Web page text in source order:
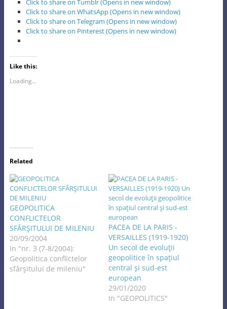
Click to share on WhatsApp (Opens in new window)
Click to share on Telegram (Opens in new window)
Click to share on Pinterest (Opens in new window)
Like this:
Loading...
Related
GEOPOLITICA
CONFLICTELOR
SFÂRŞITULUI DE MILENIU
20/09/2004
In "nr. 3 (7-8/2004):
Geopolitica conflictelor
sfârşitului de mileniu"
PACEA DE LA PARIS -
VERSAILLES (1919-1920)
Un secol de evoluţii
geopolitice în spaţiul
central şi sud-est
european
29/01/2020
In "GEOPOLITICS"